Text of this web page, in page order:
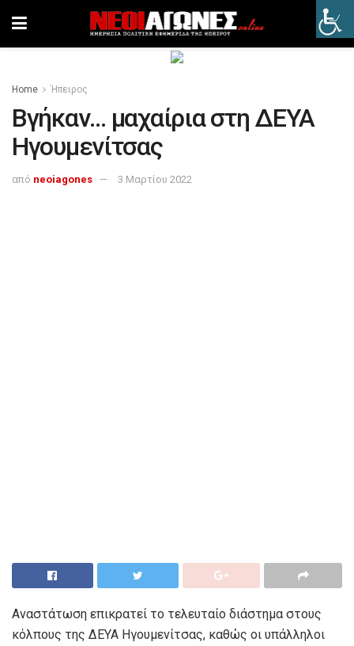
Home Ήπειρος
Βγήκαν… μαχαίρια στη ΔΕΥΑ
Ηγουμενίτσας
από neoiagones 3 Μαρτίου 2022
Αναστάτωση επικρατεί το τελευταίο διάστημα στους
κόλπους της ΔΕΥΑ Ηγουμενίτσας, καθώς οι υπάλληλοι